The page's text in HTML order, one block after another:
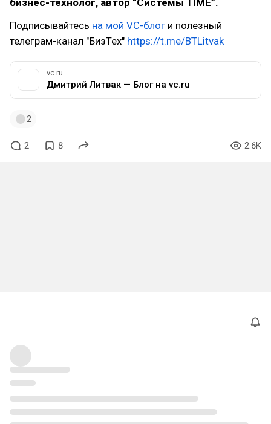
бизнес-технолог, автор “Системы TIME”.
Подписывайтесь на мой VC-блог и полезный
телеграм-канал "БизТех" https://t.me/BTLitvak
vc.ru
Дмитрий Литвак — Блог на vc.ru
2
2 8 2.6K